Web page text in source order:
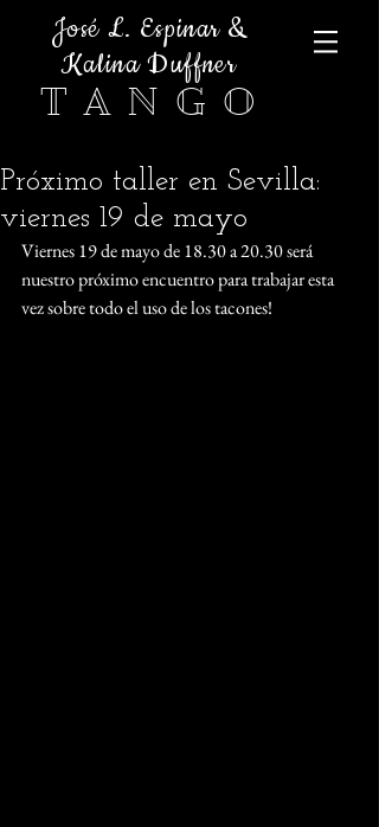
José L. Espinar &
Kalina Duffner
T A N G O
Próximo taller en Sevilla:
viernes 19 de mayo
Viernes 19 de mayo de 18.30 a 20.30 será
nuestro próximo encuentro para trabajar esta
vez sobre todo el uso de los tacones!